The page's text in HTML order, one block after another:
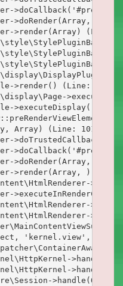
>doRender(Array, )
>render(Array) (Line:
>render() (Line: 199)
>execute()
Array) (Line: 101)
>doRender(Array, )
>render(Array, )
'kernel.view',